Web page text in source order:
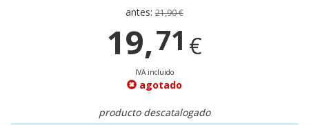
antes: 21,90 €
19,71 €
IVA incluido
agotado
producto descatalogado